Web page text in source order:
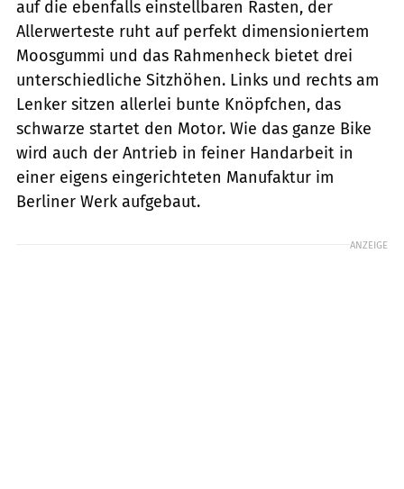
auf die ebenfalls einstellbaren Rasten, der
Allerwerteste ruht auf perfekt dimensioniertem
Moosgummi und das Rahmenheck bietet drei
unterschiedliche Sitzhöhen. Links und rechts am
Lenker sitzen allerlei bunte Knöpfchen, das
schwarze startet den Motor. Wie das ganze Bike
wird auch der Antrieb in feiner Handarbeit in
einer eigens eingerichteten Manufaktur im
Berliner Werk aufgebaut.
ANZEIGE